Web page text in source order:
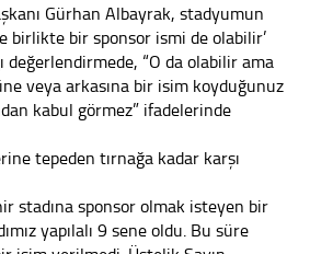
Gürhan Albayrak, stadyumun
birlikte bir sponsor ismi de olabilir’
değerlendirmede, “O da olabilir ama
veya arkasına bir isim koyduğunuz
kabul görmez” ifadelerinde
tepeden tırnağa kadar karşı
stadına sponsor olmak isteyen bir
yapılalı 9 sene oldu. Bu süre